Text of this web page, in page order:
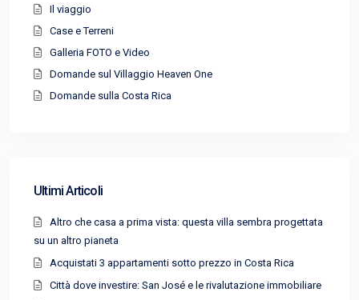
Il viaggio
Case e Terreni
Galleria FOTO e Video
Domande sul Villaggio Heaven One
Domande sulla Costa Rica
Ultimi Articoli
Altro che casa a prima vista: questa villa sembra progettata
su un altro pianeta
Acquistati 3 appartamenti sotto prezzo in Costa Rica
Città dove investire: San José e le rivalutazione immobiliare